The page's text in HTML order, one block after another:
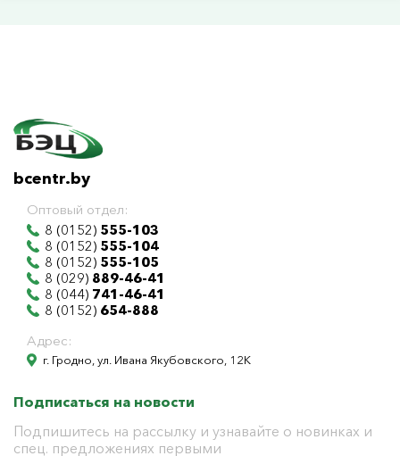
bcentr.by
Оптовый отдел:
8 (0152) 555-103
8 (0152) 555-104
8 (0152) 555-105
8 (029) 889-46-41
8 (044) 741-46-41
8 (0152) 654-888
Адрес:
г. Гродно, ул. Ивана Якубовского, 12К
Подписаться на новости
Подпишитесь на рассылку и узнавайте о новинках и
спец. предложениях первыми